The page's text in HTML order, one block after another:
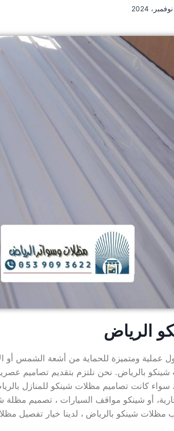
الرياض
عملية ومتميزة للحماية من أشعة الشمس أو
بالرياض. نحن نلتزم بتقديم تصاميم
سواء كانت تصاميم مظلات شينكو للمنازل
أو شينكو مواقف السيارات ، تصميم
مظلات شينكو بالرياض ، لدينا خيار تفصيل